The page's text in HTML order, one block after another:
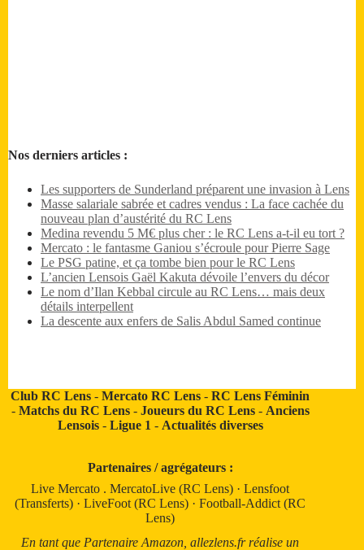
Nos derniers articles :
Les supporters de Sunderland préparent une invasion à Lens
Masse salariale sabrée et cadres vendus : La face cachée du
nouveau plan d’austérité du RC Lens
Medina revendu 5 M€ plus cher : le RC Lens a-t-il eu tort ?
Mercato : le fantasme Ganiou s’écroule pour Pierre Sage
Le PSG patine, et ça tombe bien pour le RC Lens
L’ancien Lensois Gaël Kakuta dévoile l’envers du décor
Le nom d’Ilan Kebbal circule au RC Lens… mais deux
détails interpellent
La descente aux enfers de Salis Abdul Samed continue
Club RC Lens -Mercato RC Lens -RC Lens Féminin
- Matchs du RC Lens- Joueurs du RC Lens- Anciens
Lensois- Ligue 1 - Actualités diverses
Partenaires / agrégateurs :
Live Mercato .MercatoLive (RC Lens) ·Lensfoot
(Transferts) ·LiveFoot (RC Lens) ·Football-Addict (RC
Lens)
En tant que Partenaire Amazon, allezlens.fr réalise un